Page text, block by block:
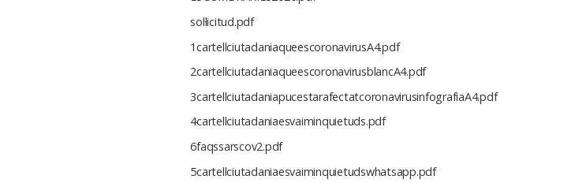
sol·licitud.pdf
1cartellciutadaniaqueescoronavirusA4.pdf
2cartellciutadaniaqueescoronavirusblancA4.pdf
3cartellciutadaniapucestarafectatcoronavirusinfografiaA4.pdf
4cartellciutadaniaesvaiminquietuds.pdf
6faqssarscov2.pdf
5cartellciutadaniaesvaiminquietudswhatsapp.pdf